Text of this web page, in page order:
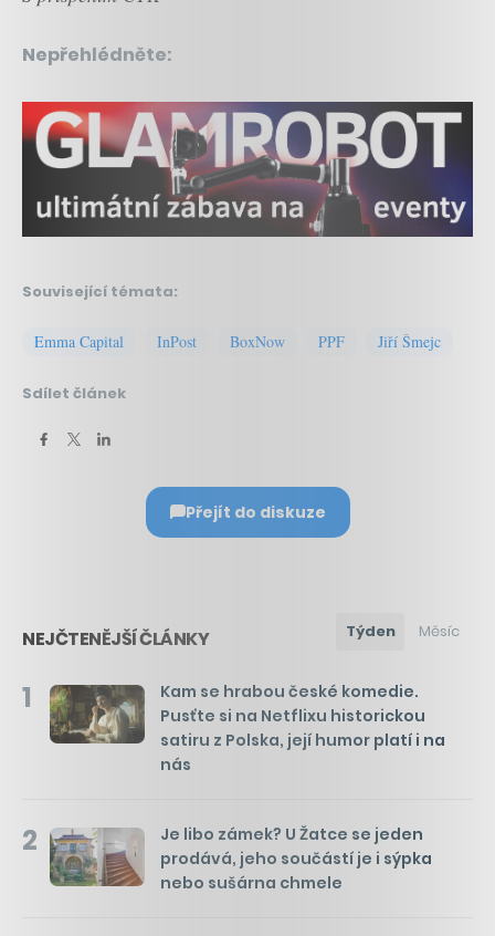
Nepřehlédněte:
Související témata:
Emma Capital InPost BoxNow PPF Jiří Šmejc
Sdílet článek
Přejít do diskuze
NEJČTENĚJŠÍ ČLÁNKY Týden Měsíc
1
Kam se hrabou české komedie.
Pusťte si na Netflixu historickou
satiru z Polska, její humor platí i na
nás
2
Je libo zámek? U Žatce se jeden
prodává, jeho součástí je i sýpka
nebo sušárna chmele